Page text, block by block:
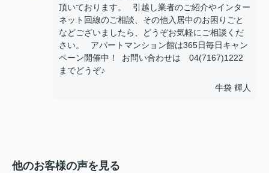
頂いております。 引越し業者のご紹介やインター
ネット回線のご相談、その他入居中のお困りごと
などございましたら、どうぞお気軽にご相談くだ
さい。 アパートマンション館は365日毎日キャン
ペーン開催中！ お問い合わせは 04(7167)1222
までどうぞ♪
牛袋 輝人
他のお客様の声を見る